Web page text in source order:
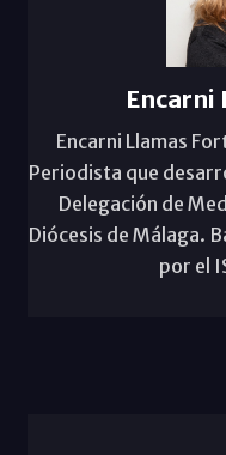
Encarni
Encarni Llamas
Periodista que
Delegación de
Diócesis de Málaga.
por el